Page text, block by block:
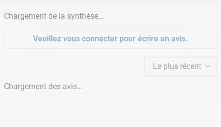
l'évaporation à plus de 99%
considérablement la durée de vie de la
Chargement de la synthèse…
Veuillez vous connecter pour écrire un avis.
Le plus récent
Chargement des avis…